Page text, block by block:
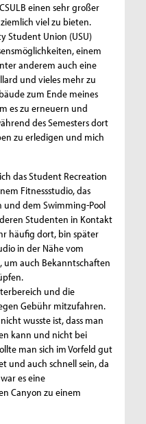
einen sehr großer
viel zu bieten.
Student Union (USU)
einem
anderem auch eine
und vieles mehr zu
zum Ende meines
es zu erneuern und
des Semesters dort
zu erledigen und mich
das Student Recreation
Fitnessstudio, das
und dem Swimming-Pool
Studenten in Kontakt
häufig dort, bin später
in der Nähe vom
um auch Bekanntschaften
und die
Gebühr mitzufahren.
wusste ist, dass man
kann und nicht bei
man sich im Vorfeld gut
und auch schnell sein, da
es eine
Canyon zu einem